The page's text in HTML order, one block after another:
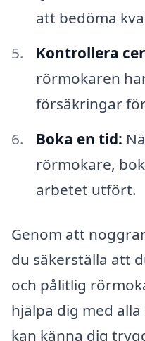
att bedöma
Kontrollera
rörmokaren
försäkringar
Boka en tid:
rörmokare,
arbetet utfört.
Genom att
du säkerställa att
och pålitlig
hjälpa dig med alla
kan känna dig